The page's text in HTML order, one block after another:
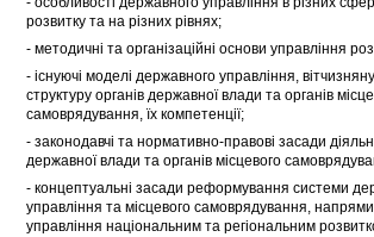
розвитку та на різних рівнях;
- методичні та організаційні основи управління
- існуючі моделі державного управління,
структуру органів державної влади та органів
самоврядування, їх компетенції;
- законодавчі та нормативно-правові засади
державної влади та органів місцевого
- концептуальні засади реформування системи
управління та місцевого самоврядування,
управління національним та регіональним